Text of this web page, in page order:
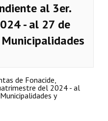
al 3er.
- al 27 de
de Fonacide,
del 2024 - al
y